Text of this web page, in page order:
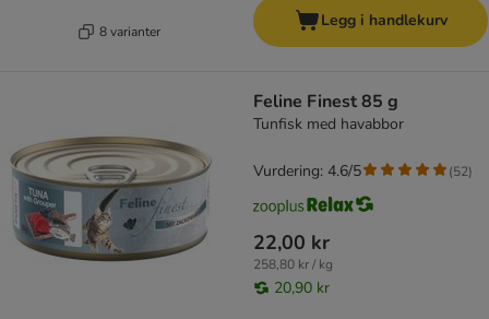
8 varianter
Legg i handlekurv
Feline Finest 85 g
Tunfisk med havabbor
22,00 kr
258,80 kr / kg
20,90 kr
Vurdering: 4.6/5 (52)